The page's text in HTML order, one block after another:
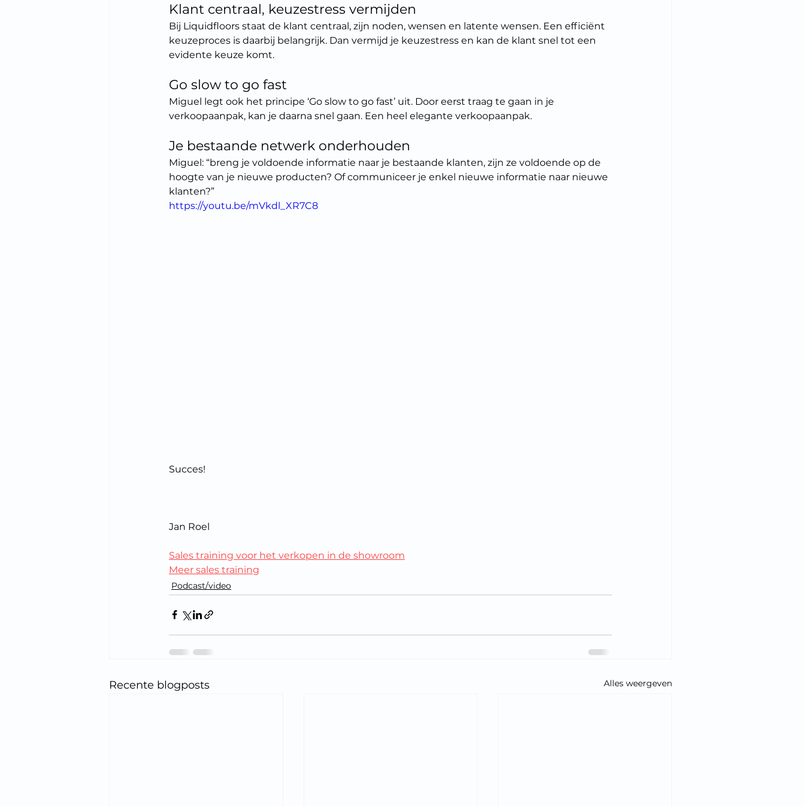
Klant centraal, keuzestress vermijden
Bij Liquidfloors staat de klant centraal, zijn noden, wensen en latente wensen. Een efficiënt
keuzeproces is daarbij belangrijk. Dan vermijd je keuzestress en kan de klant snel tot een
evidente keuze komt.
Go slow to go fast
Miguel legt ook het principe ‘Go slow to go fast’ uit. Door eerst traag te gaan in je
verkoopaanpak, kan je daarna snel gaan. Een heel elegante verkoopaanpak.
Je bestaande netwerk onderhouden
Miguel: “breng je voldoende informatie naar je bestaande klanten, zijn ze voldoende op de
hoogte van je nieuwe producten? Of communiceer je enkel nieuwe informatie naar nieuwe
klanten?”
https://youtu.be/mVkdl_XR7C8
Succes!
Jan Roel
Sales training voor het verkopen in de showroom
Meer sales training
Podcast/video
Recente blogposts Alles weergeven